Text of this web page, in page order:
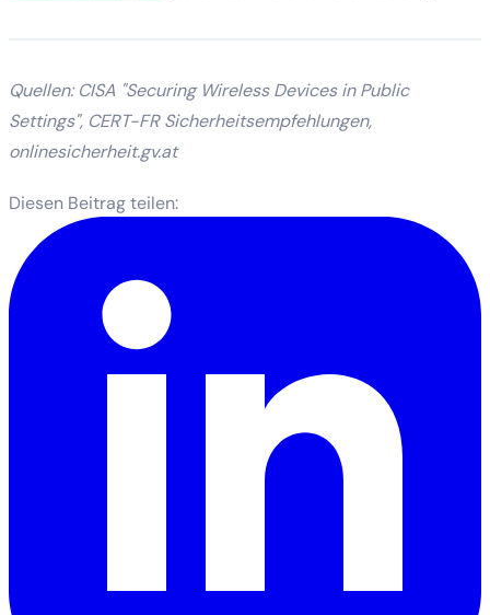
Quellen: CISA "Securing Wireless Devices in Public
Settings", CERT-FR Sicherheitsempfehlungen,
onlinesicherheit.gv.at
Diesen Beitrag teilen: